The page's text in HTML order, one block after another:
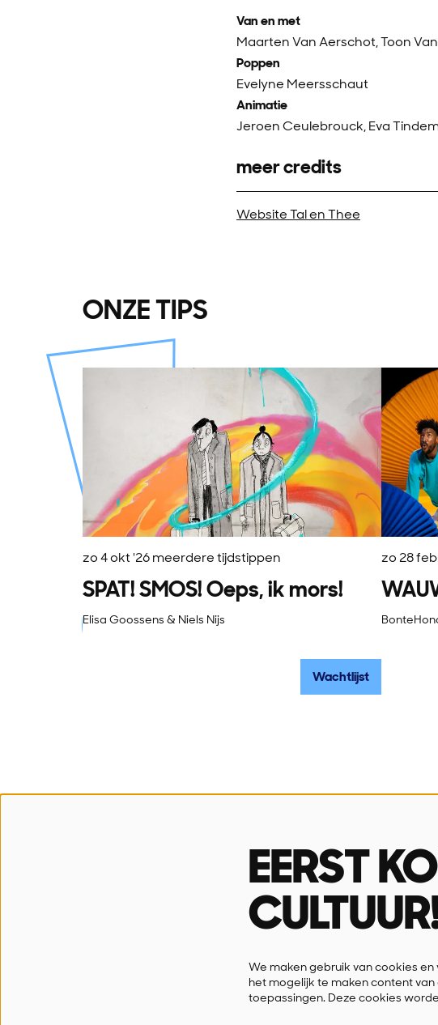
Van en met
Maarten Van Aerschot, Toon
Poppen
Evelyne Meersschaut
Animatie
Jeroen Ceulebrouck, Eva
meer credits
Website Tal en Thee
ONZE TIPS
Overslaan
SPAT! SMOS! Oeps, ik mors!
Elisa Goossens & Niels Nijs
zo 4 okt '26meerdere tijdstippen
Wachtlijst
zo 28
10u-12u & 14u-16u
EERST
We maken gebruik van cookies
het mogelijk te maken content
toepassingen. Deze cookies